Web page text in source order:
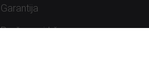
Garantija
Preču uzpirkšana